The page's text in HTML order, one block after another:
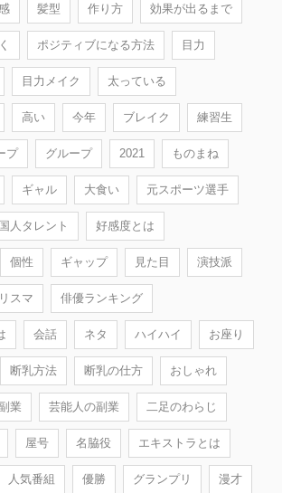
髪型 作り方 効果が出るまで
ポジティブになる方法 目力
目力メイク 太っている
高い 今年 ブレイク 練習生
プ グループ 2021 ものまね
ギャル 大食い 元スポーツ選手
人タレント 好感度とは
個性 ギャップ 見た目 演技派
スマ 俳優ランキング
会話 ネタ ハイハイ お座り
断乳方法 断乳の仕方 おしゃれ
業 芸能人の副業 二足のわらじ
屋号 名脇役 エキストラとは
人気番組 優勝 グランプリ 漫才